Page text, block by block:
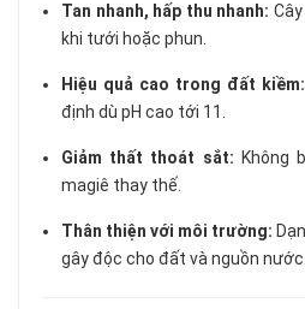
Tan nhanh, hấp thu nhanh:
khi tưới hoặc phun.
Hiệu quả cao trong đất kiềm:
định dù pH cao tới 11.
Giảm thất thoát sắt: Không
magiê thay thế.
Thân thiện với môi trường:
gây độc cho đất và nguồn nước.